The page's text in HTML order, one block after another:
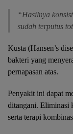
“Hasilnya
sudah terputus
Kusta (Hansen’s
bakteri yang
pernapasan atas.
Penyakit ini dapat
ditangani. Eliminasi
serta terapi